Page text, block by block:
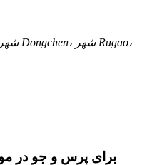
برای پرس و جو در